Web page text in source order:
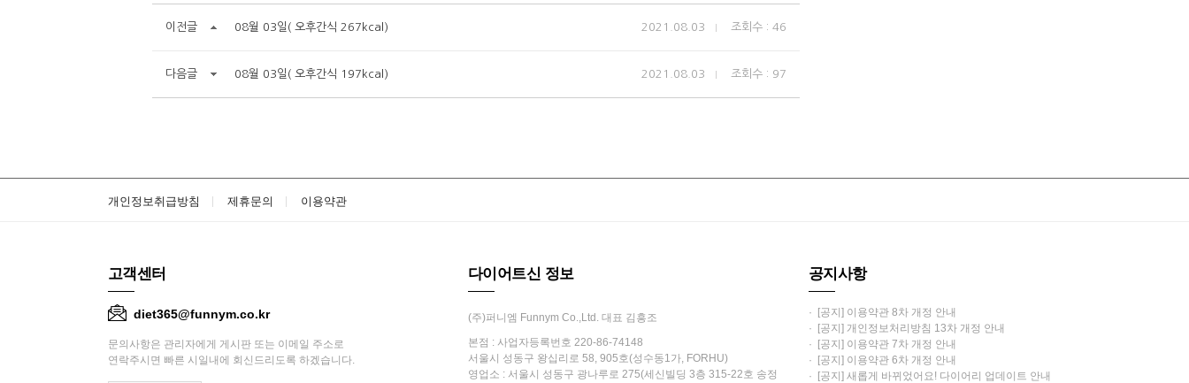
이전글 08월 03일( 오후간식 267kcal) 2021.08.03 조회수 : 46
다음글 08월 03일( 오후간식 197kcal) 2021.08.03 조회수 : 97
개인정보취급방침 제휴문의 이용약관
고객센터
diet365@funnym.co.kr
문의사항은 관리자에게 게시판 또는 이메일 주소로
연락주시면 빠른 시일내에 회신드리도록 하겠습니다.
다이어트신 정보
(주)퍼니엠 Funnym Co.,Ltd. 대표 김흥조
본점 : 사업자등록번호 220-86-74148
서울시 성동구 왕십리로 58, 905호(성수동1가, FORHU)
영업소 : 서울시 성동구 광나루로 275(세신빌딩 3층 315-22호 송정
공지사항
· [공지] 이용약관 8차 개정 안내
· [공지] 개인정보처리방침 13차 개정 안내
· [공지] 이용약관 7차 개정 안내
· [공지] 이용약관 6차 개정 안내
· [공지] 새롭게 바뀌었어요! 다이어리 업데이트 안내